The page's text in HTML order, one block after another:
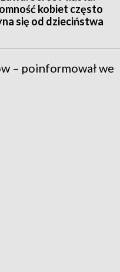
kobiet często
się od dzieciństwa
– poinformował we